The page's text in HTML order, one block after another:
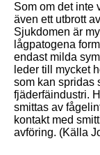
Som om det inte
även ett utbrott
Sjukdomen är
lågpatogena
endast milda
leder till mycket
som kan spridas
fjäderfäindustri.
smittas av
kontakt med
avföring. (Källa